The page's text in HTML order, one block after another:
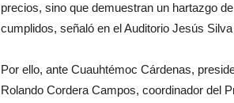
precios, sino que demuestran un hartazgo
cumplidos, señaló en el Auditorio Jesús
Por ello, ante Cuauhtémoc Cárdenas,
Rolando Cordera Campos, coordinador del